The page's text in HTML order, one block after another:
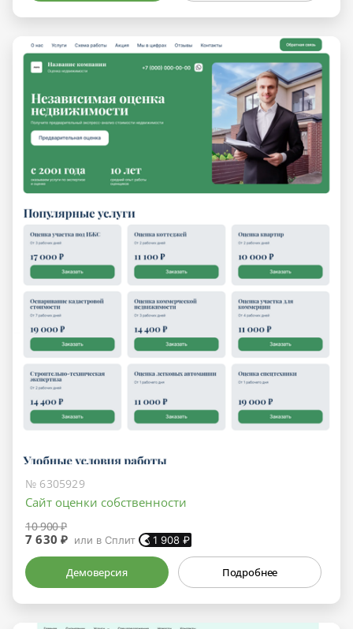
№ 6305929
Сайт оценки собственности
10 900 ₽
7 630 ₽ или в Сплит 1 908 ₽
Демоверсия Подробнее